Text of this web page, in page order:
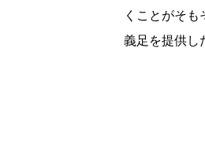
くことがそ
義足を提供し